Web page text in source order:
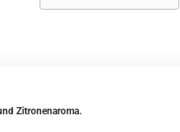
Zitronenaroma.